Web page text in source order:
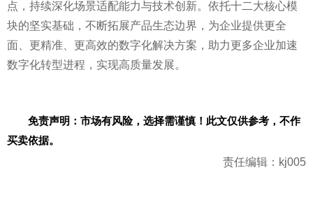
点，持续深化场景适配能力与技术创新。依托十二大核心模
块的坚实基础，不断拓展产品生态边界，为企业提供更全
面、更精准、更高效的数字化解决方案，助力更多企业加速
数字化转型进程，实现高质量发展。
免责声明：市场有风险，选择需谨慎！此文仅供参考，不作
买卖依据。
责任编辑：kj005